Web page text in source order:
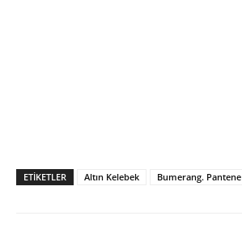
ETIKETLER Altın Kelebek Bumerang. Pantene